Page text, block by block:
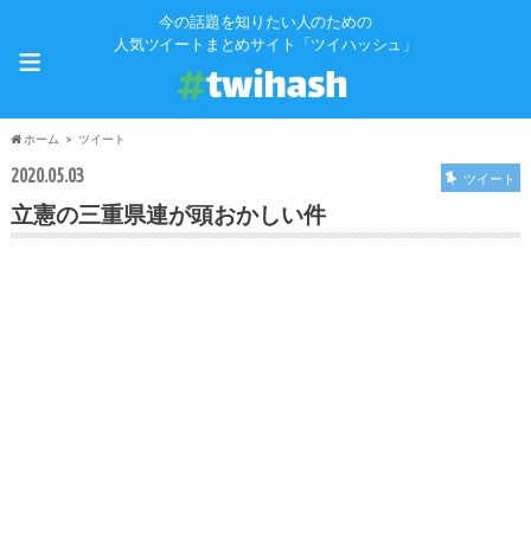
今の話題を知りたい人のための
人気ツイートまとめサイト「ツイハッシュ」
≡
ホーム ツイート
2020.05.03 ツイート
立憲の三重県連が頭おかしい件